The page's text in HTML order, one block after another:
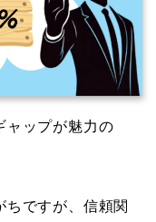
ャップが魅力の
ですが、信頼関